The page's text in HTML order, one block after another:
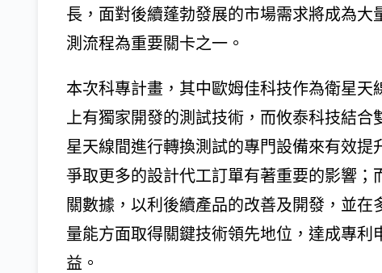
長，面對後續蓬勃發展的市場需求將成為
測流程為重要關卡之一。
本次科專計畫，其中歐姆佳科技作為衛星
上有獨家開發的測試技術，而攸泰科技結
星天線間進行轉換測試的專門設備來有效
爭取更多的設計代工訂單有著重要的影響；
關數據，以利後續產品的改善及開發，並
量能方面取得關鍵技術領先地位，達成專
益。